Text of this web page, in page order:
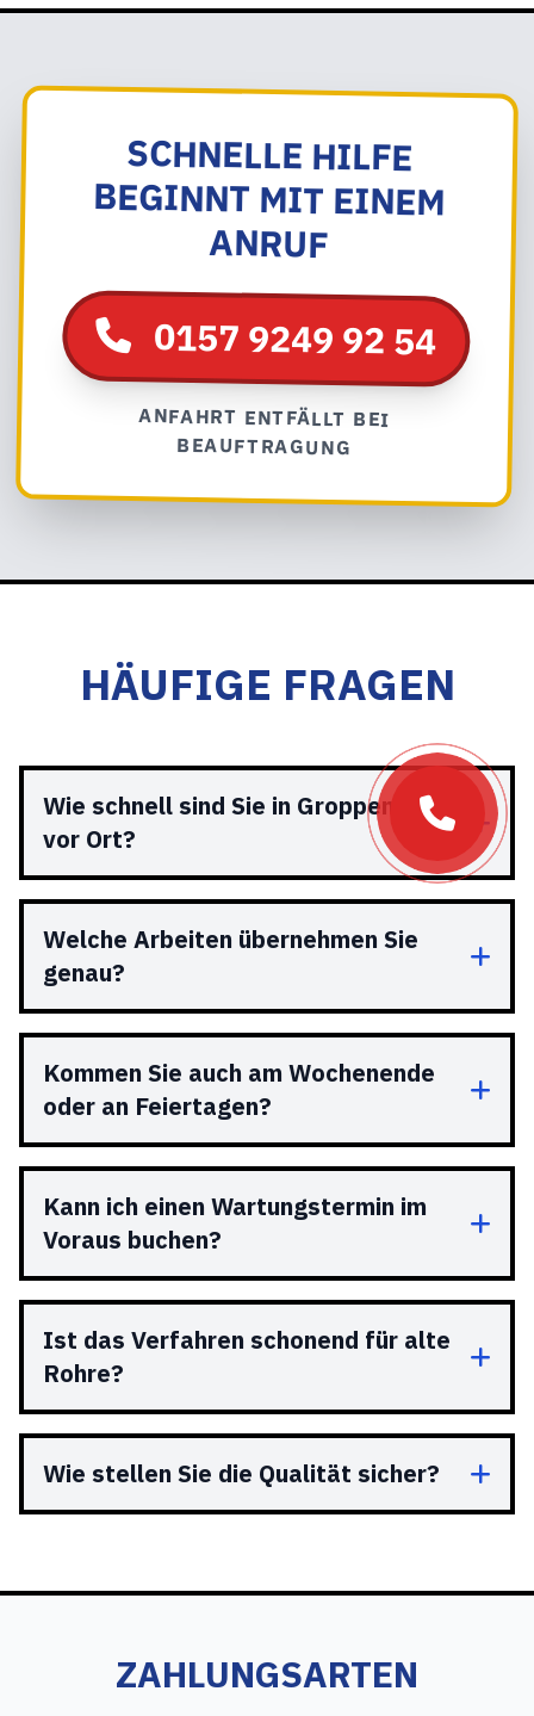
SCHNELLE HILFE
BEGINNT MIT EINEM
ANRUF
0157 9249 92 54
ANFAHRT ENTFÄLLT BEI
BEAUFTRAGUNG
HÄUFIGE FRAGEN
Wie schnell sind Sie in Groppenbruch
vor Ort?
Welche Arbeiten übernehmen Sie
genau?
Kommen Sie auch am Wochenende
oder an Feiertagen?
Kann ich einen Wartungstermin im
Voraus buchen?
Ist das Verfahren schonend für alte
Rohre?
Wie stellen Sie die Qualität sicher?
ZAHLUNGSARTEN